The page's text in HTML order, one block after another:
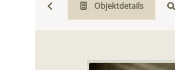
Objektdetails